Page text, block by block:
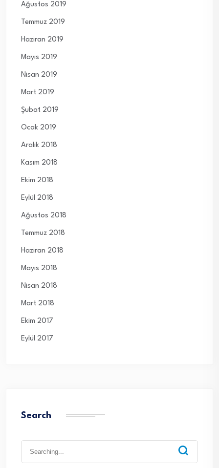
Ağustos 2019
Temmuz 2019
Haziran 2019
Mayıs 2019
Nisan 2019
Mart 2019
Şubat 2019
Ocak 2019
Aralık 2018
Kasım 2018
Ekim 2018
Eylül 2018
Ağustos 2018
Temmuz 2018
Haziran 2018
Mayıs 2018
Nisan 2018
Mart 2018
Ekim 2017
Eylül 2017
Search